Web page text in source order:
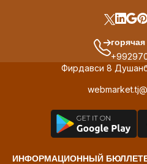
Фирдавси 8
ИНФОРМАЦИОННЫЙ